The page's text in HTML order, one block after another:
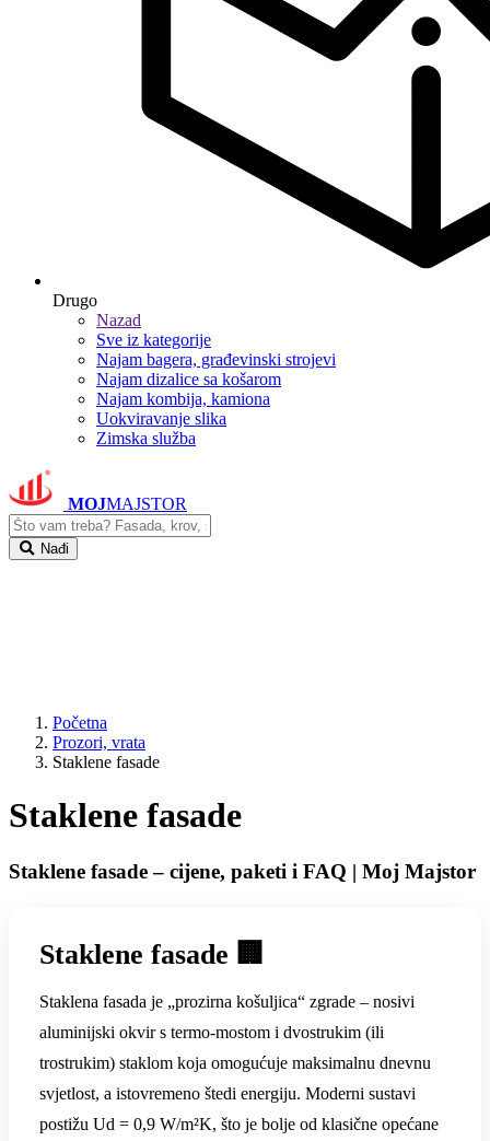
Drugo
Nazad
Sve iz kategorije
Najam bagera, građevinski strojevi
Najam dizalice sa košarom
Najam kombija, kamiona
Uokviravanje slika
Zimska služba
MOJMAJSTOR
Nađi
Početna
Prozori, vrata
Staklene fasade
Staklene fasade
Staklene fasade – cijene, paketi i FAQ | Moj Majstor
Staklene fasade 🏢
Staklena fasada je „prozirna košuljica“ zgrade – nosivi
aluminijski okvir s termo-mostom i dvostrukim (ili
trostrukim) staklom koja omogućuje maksimalnu dnevnu
svjetlost, a istovremeno štedi energiju. Moderni sustavi
postižu Ud = 0,9 W/m²K, što je bolje od klasične opećane